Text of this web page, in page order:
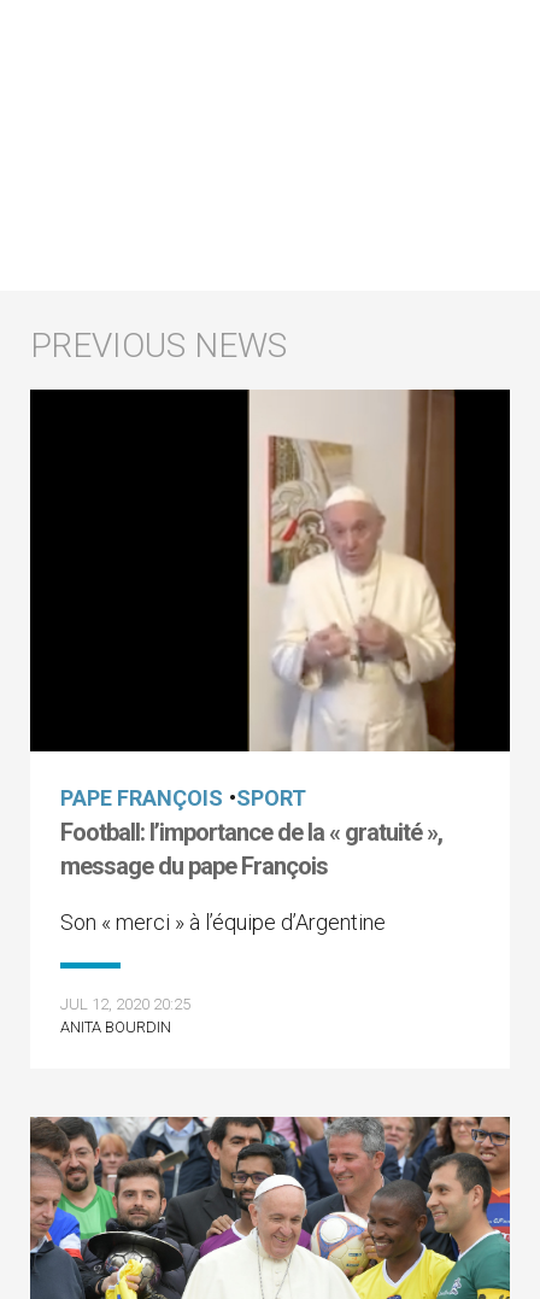
PAPE FRANÇOIS •SPORT
Football: l’importance de la « gratuité »,
message du pape François
Son « merci » à l’équipe d’Argentine
JUL 12, 2020 20:25
ANITA BOURDIN